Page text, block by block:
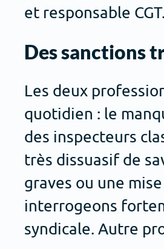
et responsable CGT.
Des sanctions
Les deux
quotidien : le
des inspecteurs
très dissuasif de
graves ou une
interrogeons
syndicale. Autre